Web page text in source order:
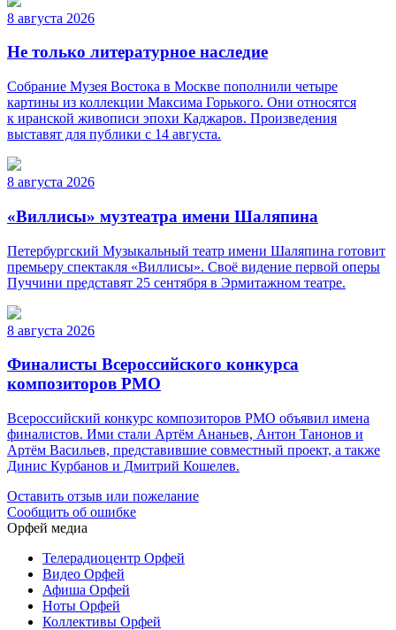
8 августа 2026
Не только литературное наследие
Собрание Музея Востока в Москве пополнили четыре
картины из коллекции Максима Горького. Они относятся
к иранской живописи эпохи Каджаров. Произведения
выставят для публики с 14 августа.
8 августа 2026
«Виллисы» музтеатра имени Шаляпина
Петербургский Музыкальный театр имени Шаляпина готовит
премьеру спектакля «Виллисы». Своё видение первой оперы
Пуччини представят 25 сентября в Эрмитажном театре.
8 августа 2026
Финалисты Всероссийского конкурса
композиторов РМО
Всероссийский конкурс композиторов РМО объявил имена
финалистов. Ими стали Артём Ананьев, Антон Танонов и
Артём Васильев, представившие совместный проект, а также
Динис Курбанов и Дмитрий Кошелев.
Оставить отзыв или пожелание
Сообщить об ошибке
Орфей медиа
Телерадиоцентр Орфей
Видео Орфей
Афиша Орфей
Ноты Орфей
Коллективы Орфей